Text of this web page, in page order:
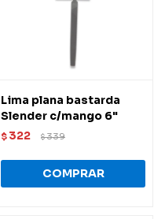
Lima plana bastarda
Slender c/mango 6"
$ 322 $339